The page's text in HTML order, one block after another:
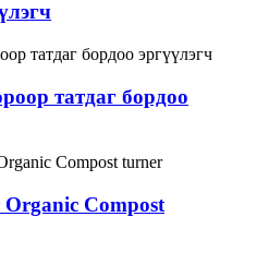
татдаг бордоо
Compost